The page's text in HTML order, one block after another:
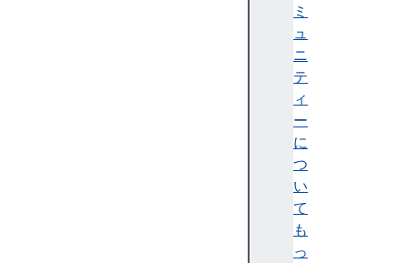
ミ
ュ
ニ
テ
ィ
ー
に
つ
い
て
も
っ